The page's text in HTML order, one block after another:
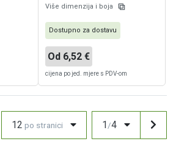
Više dimenzija i boja
Dostupno za dostavu
Od 6,52 €
cijena po jed. mjere s PDV-om
12 po stranici 1/4